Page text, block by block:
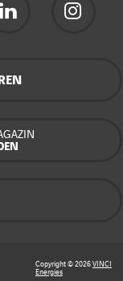
Copyright © 2026 VINCI
Energies